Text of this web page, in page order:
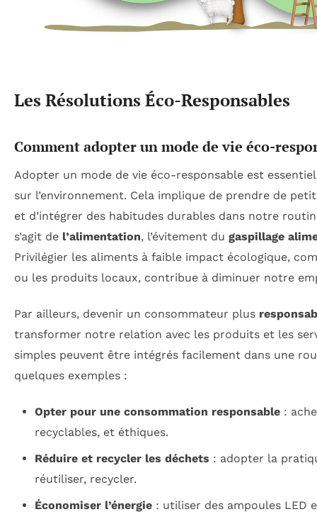
Les Résolutions Éco-Responsables
Comment adopter un mode de vie éco-
Adopter un mode de vie éco-responsable est
sur l’environnement. Cela implique de prendre de
et d’intégrer des habitudes durables dans notre
s’agit de l’alimentation, l’évitement du gaspillage
Privilégier les aliments à faible impact écologique,
ou les produits locaux, contribue à diminuer notre
Par ailleurs, devenir un consommateur plus
transformer notre relation avec les produits et les
simples peuvent être intégrés facilement dans une
quelques exemples :
Opter pour une consommation responsable:
recyclables, et éthiques.
Réduire et recycler les déchets : adopter la
réutiliser, recycler.
Économiser l’énergie: utiliser des ampoules LED